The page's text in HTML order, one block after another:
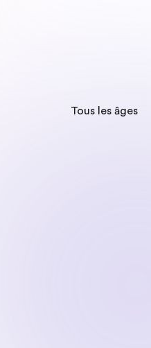
Tous les âges